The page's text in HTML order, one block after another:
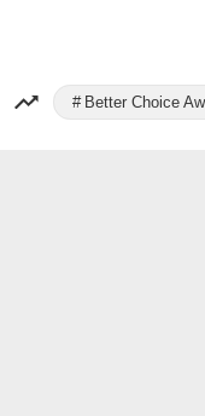
Better Choice